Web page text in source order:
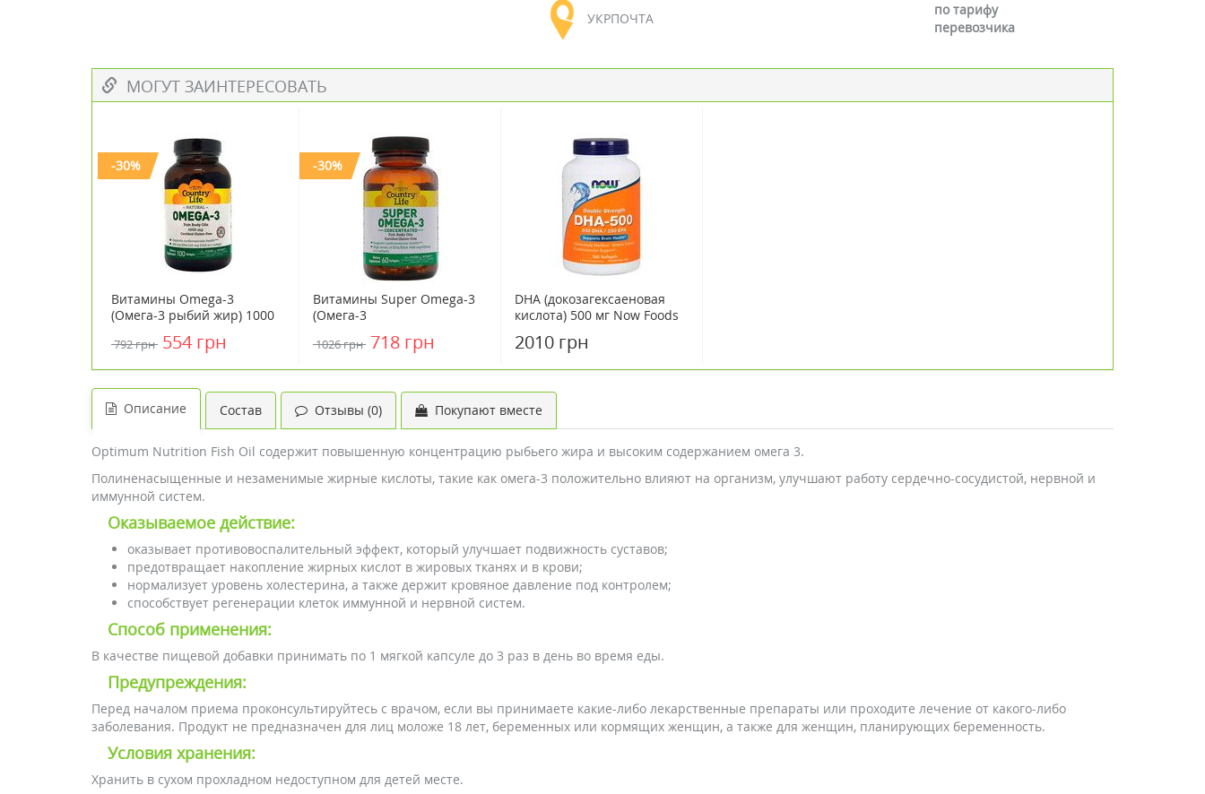
УКРПОЧТА
по тарифу
перевозчика
МОГУТ ЗАИНТЕРЕСОВАТЬ
-30%
Витамины Omega-3
(Омега-3 рыбий жир) 1000
Лайф / Country Life
792 грн 554 грн
-30%
Витамины Super Omega-3
(Омега-3
рыбий жир) 60 капсул ТМ
1026 грн 718 грн
DHA (докозагексаеновая
кислота) 500 мг Now Foods
2010 грн
Описание Состав Отзывы (0) Покупают вместе
Optimum Nutrition Fish Oil содержит повышенную концентрацию рыбьего жира и высоким содержанием омега 3.
Полиненасыщенные и незаменимые жирные кислоты, такие как омега-3 положительно влияют на организм, улучшают работу сердечно-сосудистой, нервной и
иммунной систем.
Оказываемое действие:
оказывает противовоспалительный эффект, который улучшает подвижность суставов;
предотвращает накопление жирных кислот в жировых тканях и в крови;
нормализует уровень холестерина, а также держит кровяное давление под контролем;
способствует регенерации клеток иммунной и нервной систем.
Способ применения:
В качестве пищевой добавки принимать по 1 мягкой капсуле до 3 раз в день во время еды.
Предупреждения:
Перед началом приема проконсультируйтесь с врачом, если вы принимаете какие-либо лекарственные препараты или проходите лечение от какого-либо
заболевания. Продукт не предназначен для лиц моложе 18 лет, беременных или кормящих женщин, а также для женщин, планирующих беременность.
Условия хранения:
Хранить в сухом прохладном недоступном для детей месте.